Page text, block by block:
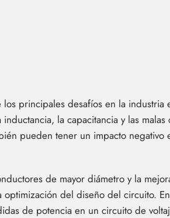
principales desafíos en la industria
la capacitancia y las malas
pueden tener un impacto negativo
de mayor diámetro y la
del diseño del circuito.
de potencia en un circuito de